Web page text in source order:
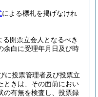
による標札を掲げなけれ
開票立会人となるべき
余白に受理年月日及び時
に投票管理者及び投票立
ときは、その面前におい
の有無を検査し、投票録